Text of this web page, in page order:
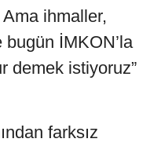
ihmaller,
İMKON’la
demek istiyoruz”
farksız